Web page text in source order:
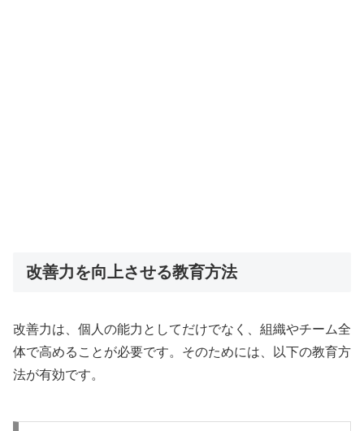
改善力を向上させる教育方法
改善力は、個人の能力としてだけでなく、組織やチーム全
体で高めることが必要です。そのためには、以下の教育方
法が有効です。